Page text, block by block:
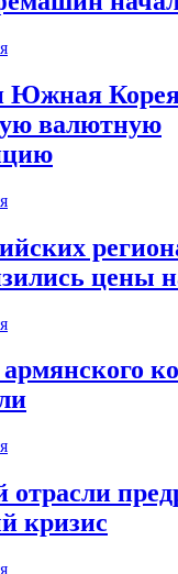
Южная
валютную
цены
отрасли
кризис